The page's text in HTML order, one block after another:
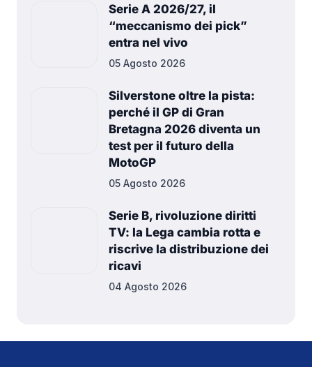
Serie A 2026/27, il
“meccanismo dei pick”
entra nel vivo
05 Agosto 2026
Silverstone oltre la pista:
perché il GP di Gran
Bretagna 2026 diventa un
test per il futuro della
MotoGP
05 Agosto 2026
Serie B, rivoluzione diritti
TV: la Lega cambia rotta e
riscrive la distribuzione dei
ricavi
04 Agosto 2026